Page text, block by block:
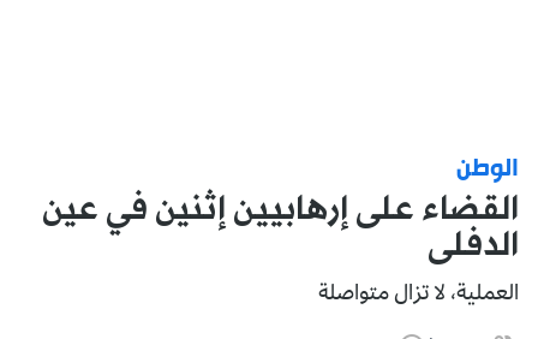
الوطن
القضاء على إرهابيين إثنين في عين
الدفلى
العملية، لا تزال متواصلة